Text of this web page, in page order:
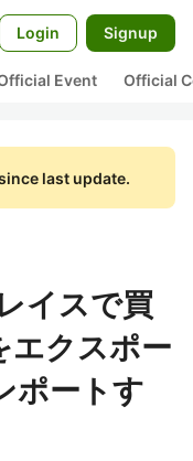
Login Signup
Event Official
last update.
イスで買
クスポー
ポートす